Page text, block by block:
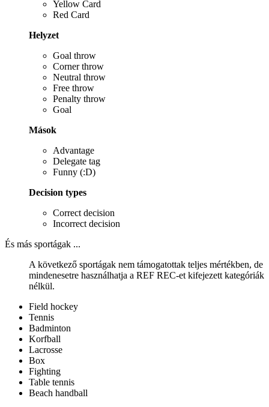
Yellow Card
Red Card
Helyzet
Goal throw
Corner throw
Neutral throw
Free throw
Penalty throw
Goal
Mások
Advantage
Delegate tag
Funny (:D)
Decision types
Correct decision
Incorrect decision
És más sportágak ...
A következő sportágak nem támogatottak teljes mértékben, de
mindenesetre használhatja a REF REC-et kifejezett kategóriák
nélkül.
Field hockey
Tennis
Badminton
Korfball
Lacrosse
Box
Fighting
Table tennis
Beach handball